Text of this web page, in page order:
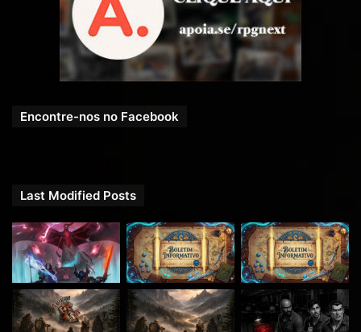
Encontre-nos no Facebook
Last Modified Posts